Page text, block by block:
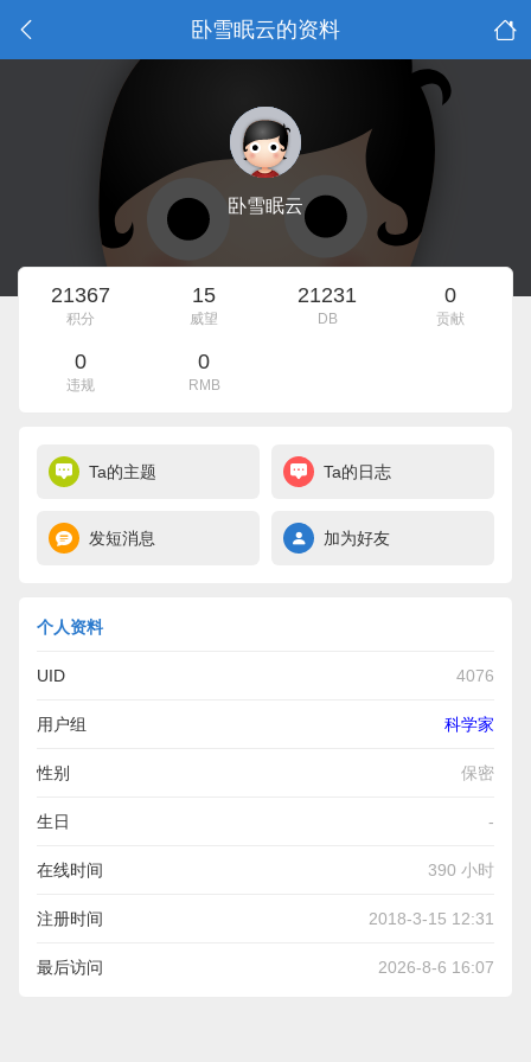
卧雪眠云的资料
卧雪眠云
21367
积分
15
威望
21231
DB
0
贡献
0
违规
0
RMB
Ta的主题 Ta的日志
发短消息 加为好友
个人资料
UID 4076
用户组 科学家
性别 保密
生日 -
在线时间 390 小时
注册时间 2018-3-15 12:31
最后访问 2026-8-6 16:07